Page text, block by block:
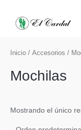
contenido
Inicio / Accesorios /
Mochilas
Mostrando el único